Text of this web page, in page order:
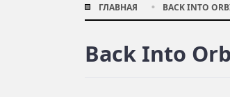
ГЛАВНАЯ BACK INTO
Back Into